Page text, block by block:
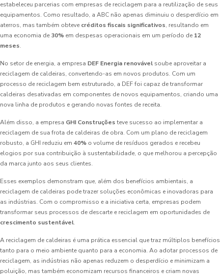
estabeleceu parcerias com empresas de reciclagem para a reutilização de seus
equipamentos. Como resultado, a ABC não apenas diminuiu o desperdício em
aterros, mas também obteve créditos fiscais significativos, resultando em
uma economia de 30% em despesas operacionais em um período de 12
meses.
No setor de energia, a empresa DEF Energia renovável soube aproveitar a
reciclagem de caldeiras, convertendo-as em novos produtos. Com um
processo de reciclagem bem estruturado, a DEF foi capaz de transformar
caldeiras desativadas em componentes de novos equipamentos, criando uma
nova linha de produtos e gerando novas fontes de receita.
Além disso, a empresa GHI Construções teve sucesso ao implementar a
reciclagem de sua frota de caldeiras de obra. Com um plano de reciclagem
robusto, a GHI reduziu em 40% o volume de resíduos gerados e recebeu
elogios por sua contribuição à sustentabilidade, o que melhorou a percepção
da marca junto aos seus clientes.
Esses exemplos demonstram que, além dos benefícios ambientais, a
reciclagem de caldeiras pode trazer soluções econômicas e inovadoras para
as indústrias. Com o compromisso e a iniciativa certa, empresas podem
transformar seus processos de descarte e reciclagem em oportunidades de
crescimento sustentável.
A reciclagem de caldeiras é uma prática essencial que traz múltiplos benefícios
tanto para o meio ambiente quanto para a economia. Ao adotar processos de
reciclagem, as indústrias não apenas reduzem o desperdício e minimizam a
poluição, mas também economizam recursos financeiros e criam novas